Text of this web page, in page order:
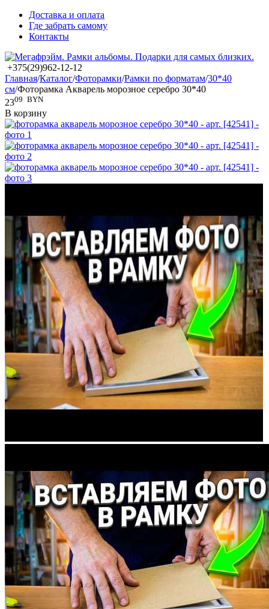
Доставка и оплата
Где забрать самому
Контакты
+375(29)962-12-12
Главная/Каталог/Фоторамки/Рамки по форматам/30*40
см/Фоторамка Акварель морозное серебро 30*40
2309 BYN
В корзину